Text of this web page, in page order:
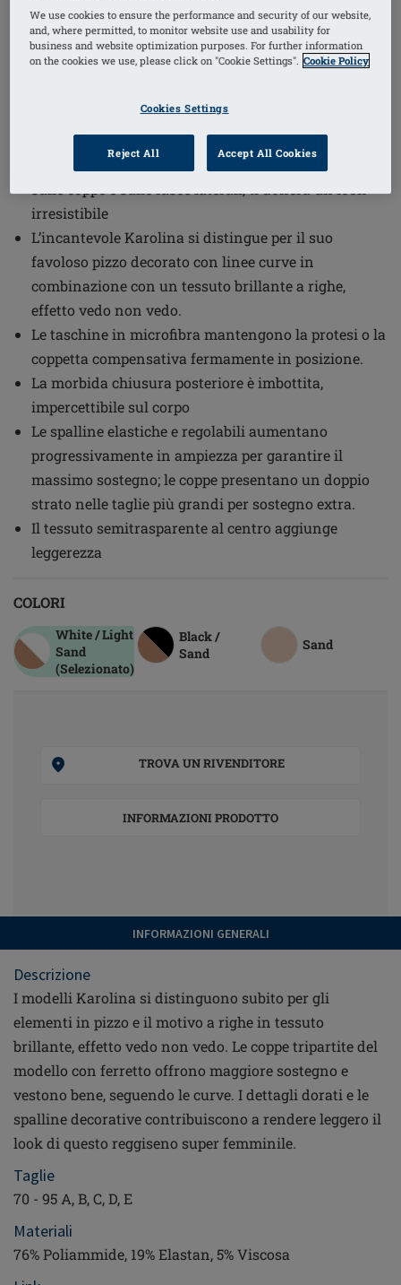
Codice ordine: 44507 Karolina WB
Il modello Karolina con ferretto, con inserti in pizzo
irresistibile
L’incantevole Karolina si distingue per il suo
favoloso pizzo decorato con linee curve in
combinazione con un tessuto brillante a righe,
effetto vedo non vedo.
Le taschine in microfibra mantengono la protesi o la
coppetta compensativa fermamente in posizione.
La morbida chiusura posteriore è imbottita,
impercettibile sul corpo
Le spalline elastiche e regolabili aumentano
progressivamente in ampiezza per garantire il
massimo sostegno; le coppe presentano un doppio
strato nelle taglie più grandi per sostegno extra.
Il tessuto semitrasparente al centro aggiunge
leggerezza
COLORI
White / Light
Sand
(Selezionato)
Black /
Sand
Sand
TROVA UN RIVENDITORE
INFORMAZIONI PRODOTTO
INFORMAZIONI GENERALI
Descrizione
I modelli Karolina si distinguono subito per gli
elementi in pizzo e il motivo a righe in tessuto
brillante, effetto vedo non vedo. Le coppe tripartite del
modello con ferretto offrono maggiore sostegno e
vestono bene, seguendo le curve. I dettagli dorati e le
spalline decorative contribuiscono a rendere leggero il
look di questo reggiseno super femminile.
Taglie
70 - 95 A, B, C, D, E
Materiali
76% Poliammide, 19% Elastan, 5% Viscosa
We use cookies to ensure the performance and security of our website,
and, where permitted, to monitor website use and usability for
business and website optimization purposes. For further information
on the cookies we use, please click on "Cookie Settings". Cookie Policy
Cookies Settings
Reject All Accept All Cookies